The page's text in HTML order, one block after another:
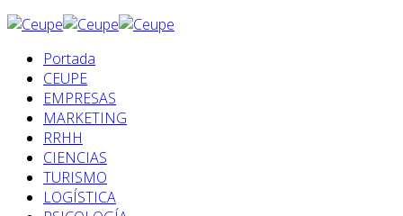
Portada
CEUPE
EMPRESAS
MARKETING
RRHH
CIENCIAS
TURISMO
LOGÍSTICA